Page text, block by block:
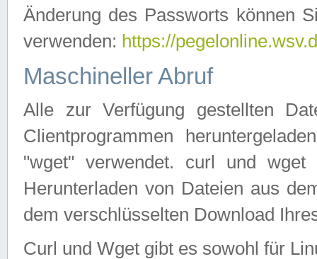
Änderung des Passworts können
verwenden: https://
Maschineller Abruf
Alle zur Verfügung gestellten
Clientprogrammen
"wget" verwendet. curl und wget
Herunterladen von Dateien aus
dem verschlüsselten Download
Curl und Wget gibt es sowohl für